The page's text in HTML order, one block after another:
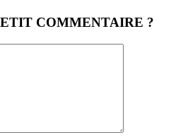
COMMENTAIRE ?